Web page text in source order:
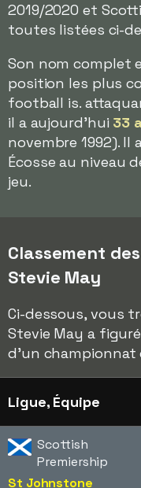
2019/2020 et
toutes listées ci-
Son nom complet
position les plus
football is.
il a aujourd'hui 33
novembre 1992).
Écosse au niveau
jeu.
Classement
Stevie May
Ci-dessous, vous
Stevie May a
d'un championnat
Ligue, Équipe
Scottish
Premiership
St Johnstone